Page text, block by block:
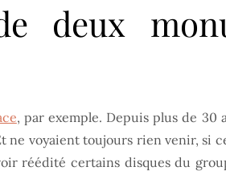
deux
, par exemple. Depuis plus de 30
voyaient toujours rien venir, si
réédité certains disques du